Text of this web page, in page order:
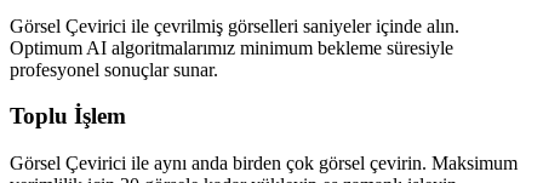
Görsel Çevirici ile çevrilmiş görselleri saniyeler içinde alın.
Optimum AI algoritmalarımız minimum bekleme süresiyle
profesyonel sonuçlar sunar.
Toplu İşlem
Görsel Çevirici ile aynı anda birden çok görsel çevirin. Maksimum